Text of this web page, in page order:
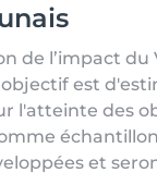
de l’impact du
est
l'atteinte des
et